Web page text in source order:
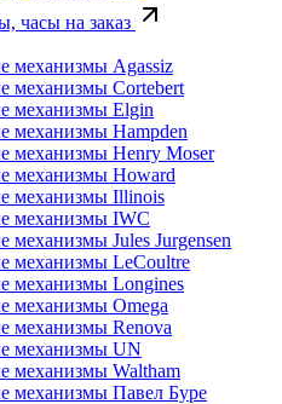
часы на заказ
механизмы Agassiz
механизмы Cortebert
механизмы Elgin
механизмы Hampden
механизмы Henry Moser
механизмы Howard
механизмы Illinois
механизмы IWC
механизмы Jules Jurgensen
механизмы LeCoultre
механизмы Longines
механизмы Omega
механизмы Renova
механизмы UN
механизмы Waltham
механизмы Павел Буре